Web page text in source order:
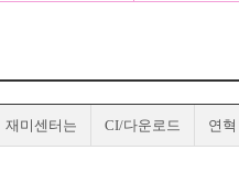
재미센터는 CI/다운로드 연혁